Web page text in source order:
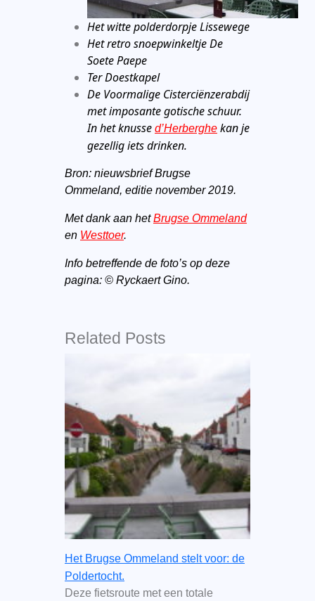
Het witte polderdorpje Lissewege
Het retro snoepwinkeltje De
Soete Paepe
Ter Doestkapel
De Voormalige Cisterciënzerabdij
met imposante gotische schuur.
In het knusse d’Herberghekan je
gezellig iets drinken.
Bron: nieuwsbrief Brugse
Ommeland, editie november 2019.
Met dank aan het Brugse Ommeland
en Westtoer.
Info betreffende de foto’s op deze
pagina: © Ryckaert Gino.
Related Posts
Het Brugse Ommeland stelt voor: de
Poldertocht.
Deze fietsroute met een totale